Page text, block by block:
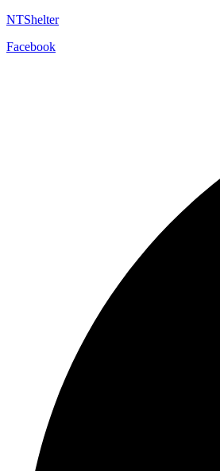
NTShelter
Facebook